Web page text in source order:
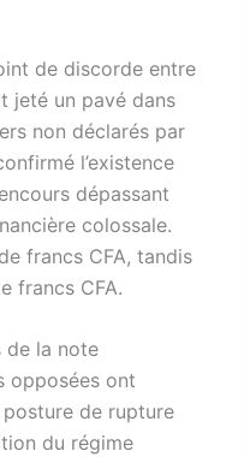
de discorde entre
jeté un pavé dans
non déclarés par
l’existence
dépassant
colossale.
francs CFA, tandis
francs CFA.
de la note
opposées ont
posture de rupture
du régime